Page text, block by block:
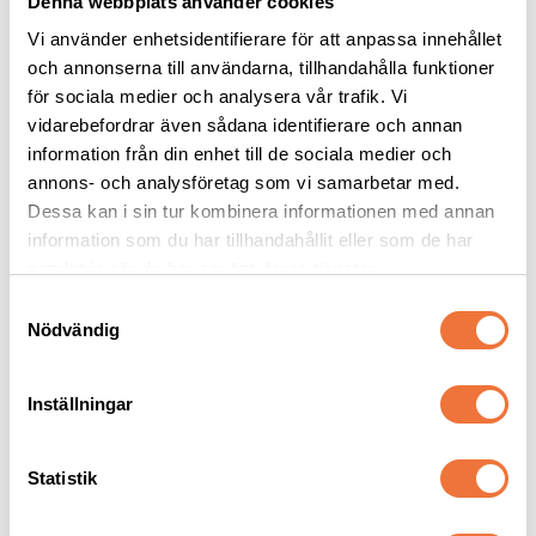
Vi använder enhetsidentifierare för att anpassa innehållet
och annonserna till användarna, tillhandahålla funktioner
för sociala medier och analysera vår trafik. Vi
vidarebefordrar även sådana identifierare och annan
information från din enhet till de sociala medier och
annons- och analysföretag som vi samarbetar med.
Dessa kan i sin tur kombinera informationen med annan
information som du har tillhandahållit eller som de har
Nödvändig
Inställningar
Statistik
Vetbed Grön -
Svarta/grå/vita tassar
Tjocklek ca 28 mm. Finns i tre storlekar
119kr
Hundbädd Slumra rund
- rosa - Small
Diameter 50 cm
129kr